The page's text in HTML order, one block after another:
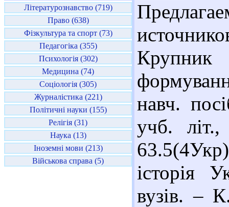
Літературознавство (719)
Право (638)
Фізкультура та спорт (73)
Педагогіка (355)
Психологія (302)
Медицина (74)
Соціологія (305)
Журналістика (221)
Політичні науки (155)
Релігія (31)
Наука (13)
Іноземні мови (213)
Військова справа (5)
навч.
учб.
історія
вузів. –